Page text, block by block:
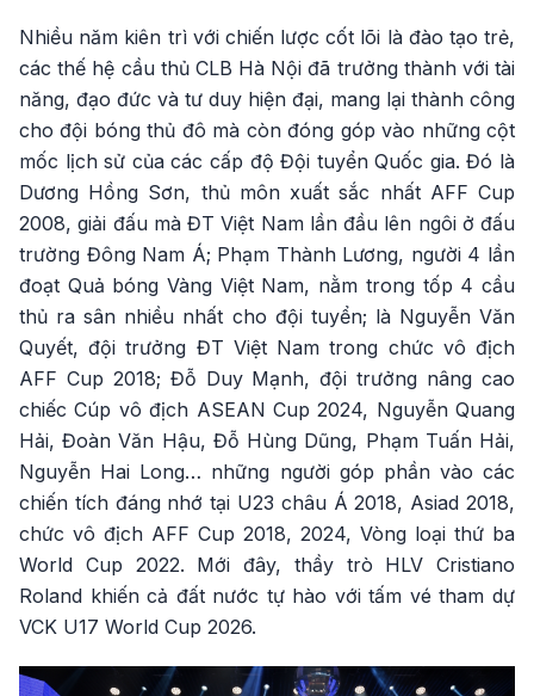
Nhiều năm kiên trì với chiến lược cốt lõi là đào tạo trẻ,
các thế hệ cầu thủ CLB Hà Nội đã trưởng thành với tài
năng, đạo đức và tư duy hiện đại, mang lại thành công
cho đội bóng thủ đô mà còn đóng góp vào những cột
mốc lịch sử của các cấp độ Đội tuyển Quốc gia. Đó là
Dương Hồng Sơn, thủ môn xuất sắc nhất AFF Cup
2008, giải đấu mà ĐT Việt Nam lần đầu lên ngôi ở đấu
trường Đông Nam Á; Phạm Thành Lương, người 4 lần
đoạt Quả bóng Vàng Việt Nam, nằm trong tốp 4 cầu
thủ ra sân nhiều nhất cho đội tuyển; là Nguyễn Văn
Quyết, đội trưởng ĐT Việt Nam trong chức vô địch
AFF Cup 2018; Đỗ Duy Mạnh, đội trưởng nâng cao
chiếc Cúp vô địch ASEAN Cup 2024, Nguyễn Quang
Hải, Đoàn Văn Hậu, Đỗ Hùng Dũng, Phạm Tuấn Hải,
Nguyễn Hai Long… những người góp phần vào các
chiến tích đáng nhớ tại U23 châu Á 2018, Asiad 2018,
chức vô địch AFF Cup 2018, 2024, Vòng loại thứ ba
World Cup 2022. Mới đây, thầy trò HLV Cristiano
Roland khiến cả đất nước tự hào với tấm vé tham dự
VCK U17 World Cup 2026.